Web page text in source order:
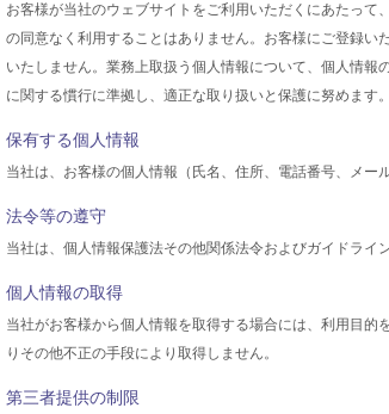
お客様が当社のウェブサイトをご利用いただくにあたっ
の同意なく利用することはありません。お客様にご登録い
いたしません。業務上取扱う個人情報について、個人情
に関する慣行に準拠し、適正な取り扱いと保護に努めます。
保有する個人情報
当社は、お客様の個人情報（氏名、住所、電話番号、メー
法令等の遵守
当社は、個人情報保護法その他関係法令およびガイドライ
個人情報の取得
当社がお客様から個人情報を取得する場合には、利用目
りその他不正の手段により取得しません。
第三者提供の制限